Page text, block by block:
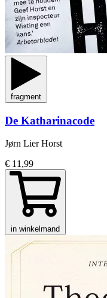
fragment
De Katharinacode
Jørn Lier Horst
€ 11,99
in winkelmand